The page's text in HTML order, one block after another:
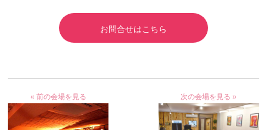
お問合せはこちら
« 前の会場を見る 次の会場を見る »